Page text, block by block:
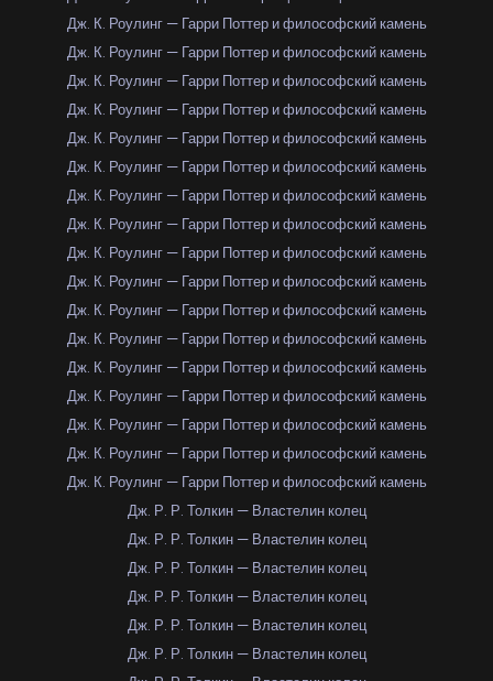
Дж. К. Роулинг — Гарри Поттер и философский камень
Дж. К. Роулинг — Гарри Поттер и философский камень
Дж. К. Роулинг — Гарри Поттер и философский камень
Дж. К. Роулинг — Гарри Поттер и философский камень
Дж. К. Роулинг — Гарри Поттер и философский камень
Дж. К. Роулинг — Гарри Поттер и философский камень
Дж. К. Роулинг — Гарри Поттер и философский камень
Дж. К. Роулинг — Гарри Поттер и философский камень
Дж. К. Роулинг — Гарри Поттер и философский камень
Дж. К. Роулинг — Гарри Поттер и философский камень
Дж. К. Роулинг — Гарри Поттер и философский камень
Дж. К. Роулинг — Гарри Поттер и философский камень
Дж. К. Роулинг — Гарри Поттер и философский камень
Дж. К. Роулинг — Гарри Поттер и философский камень
Дж. К. Роулинг — Гарри Поттер и философский камень
Дж. К. Роулинг — Гарри Поттер и философский камень
Дж. К. Роулинг — Гарри Поттер и философский камень
Дж. Р. Р. Толкин — Властелин колец
Дж. Р. Р. Толкин — Властелин колец
Дж. Р. Р. Толкин — Властелин колец
Дж. Р. Р. Толкин — Властелин колец
Дж. Р. Р. Толкин — Властелин колец
Дж. Р. Р. Толкин — Властелин колец